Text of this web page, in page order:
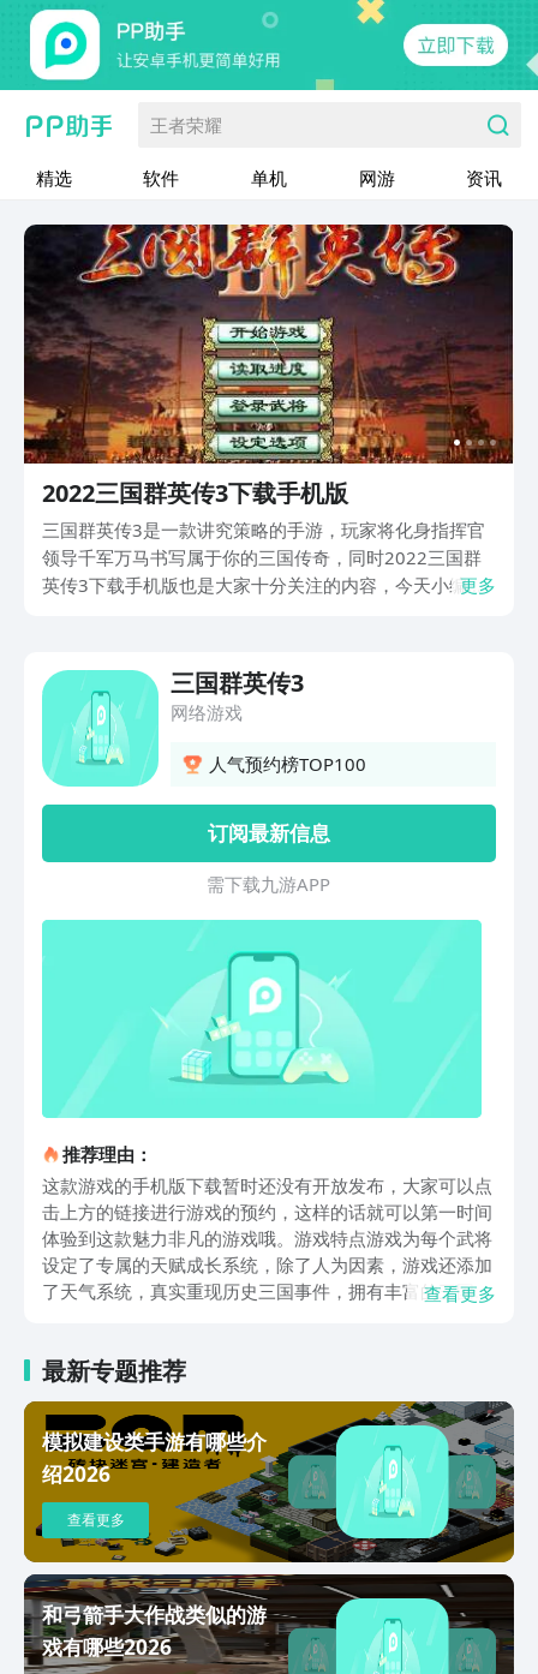
王者荣耀
精选 软件 单机 网游 资讯
2022三国群英传3下载手机版
三国群英传3是一款讲究策略的手游，玩家将化身指挥官
领导千军万马书写属于你的三国传奇，同时2022三国群
英传3下载手机版也是大家十分关注的内容，今天小编为
更多
三国群英传3
网络游戏
人气预约榜TOP100
订阅最新信息
需 下 载 九 游 A P P
推荐理由：
这款游戏的手机版下载暂时还没有开放发布，大家可以点
击上方的链接进行游戏的预约，这样的话就可以第一时间
体验到这款魅力非凡的游戏哦。游戏特点游戏为每个武将
设定了专属的天赋成长系统，除了人为因素，游戏还添加
了天气系统，真实重现历史三国事件，拥有丰富的三国武
始玩家可以从三国时代的三位君主曹操、刘备、孙权选择
一位扮演，或是自立新君主，权衡文官和武官的重要性，
在发展军队的同时保证国家内政的安定，通过升级技能提
高所拥有武将的能力，努力发展军队。游戏评价总而言
之，三国群英传2是一款拥有高自由度，制作优良的策略
游戏，如果你也向往三国那一段历史，想体验一把领兵打
仗，攻城略地的快感，三国群英传2一定是你的不二之
选。以上就是2022三国群英传3下载手机版的全部内容
了，希望这篇三国群英传3下载教程可以帮助到大家。
查看更多
最新专题推荐
模拟建设类手游有哪些介
绍2026
查看更多
和弓箭手大作战类似的游
戏有哪些2026